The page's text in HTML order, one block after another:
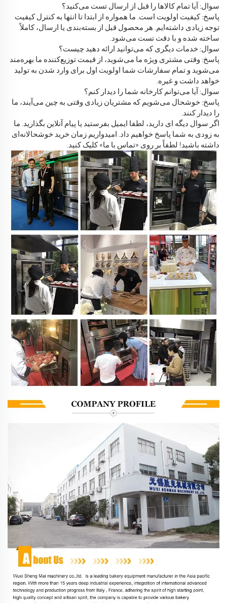
سوال: آیا تمام کالاها را قبل از ارسال تست می‌کنید؟
پاسخ: کیفیت اولویت است. ما همواره از ابتدا تا انتها به کنترل کیفیت
توجه زیادی داشته‌ایم. هر محصول قبل از بسته‌بندی یا ارسال، کاملاً
ساخته شده و با دقت تست می‌شود.
سوال: خدمات دیگری که می‌توانید ارائه دهید چیست؟
پاسخ: وقتی مشتری ویژه ما می‌شوید، از قیمت توزیع‌کننده ما بهره‌مند
می‌شوید و تمام سفارشات شما اولویت اول برای وارد شدن به تولید
خواهد داشت و غیره.
سوال: آیا می‌توانم کارخانه شما را دیدار کنم؟
پاسخ: خوشحال می‌شویم که مشتریان زیادی وقتی به چین می‌آیند، ما
را دیدار کنند.
اگر سوال دیگه ای دارید، لطفا ایمیل بفرستید یا پیام آنلاین بگذارید. ما
به زودی به شما پاسخ خواهیم داد. امیدواریم زمان خرید خوشحالانه‌ای
داشته باشید! لطفاً بر روی «تماس با ما» کلیک کنید.